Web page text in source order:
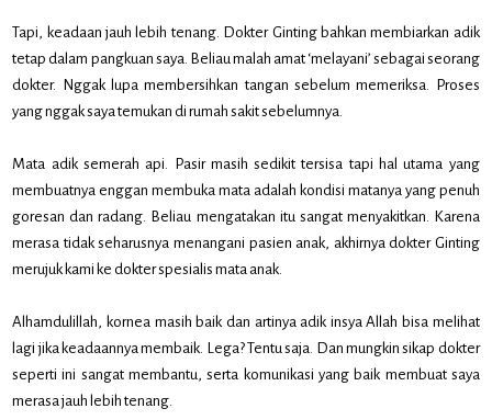
Tapi, keadaan jauh lebih tenang. Dokter Ginting bahkan membiarkan adik
tetap dalam pangkuan saya. Beliau malah amat ‘melayani’ sebagai seorang
dokter. Nggak lupa membersihkan tangan sebelum memeriksa. Proses
yang nggak saya temukan di rumah sakit sebelumnya.
Mata adik semerah api. Pasir masih sedikit tersisa tapi hal utama yang
membuatnya enggan membuka mata adalah kondisi matanya yang penuh
goresan dan radang. Beliau mengatakan itu sangat menyakitkan. Karena
merasa tidak seharusnya menangani pasien anak, akhirnya dokter Ginting
merujuk kami ke dokter spesialis mata anak.
Alhamdulillah, kornea masih baik dan artinya adik insya Allah bisa melihat
lagi jika keadaannya membaik. Lega? Tentu saja. Dan mungkin sikap dokter
seperti ini sangat membantu, serta komunikasi yang baik membuat saya
merasa jauh lebih tenang.